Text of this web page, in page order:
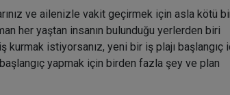
ve ailenizle vakit geçirmek için asla kötü
her yaştan insanın bulunduğu yerlerden biri
kurmak istiyorsanız, yeni bir iş plajı başlangıç
yapmak için birden fazla şey ve plan